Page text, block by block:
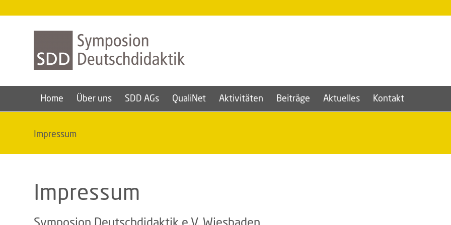
Home Über uns SDD AGs QualiNet Aktivitäten Beiträge Aktuelles Kontakt
Impressum
Impressum